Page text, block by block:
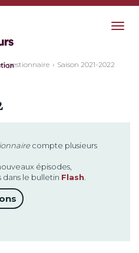
gestionnaire Saison 2021-2022
compte plusieurs
épisodes,
dans le bulletin Flash